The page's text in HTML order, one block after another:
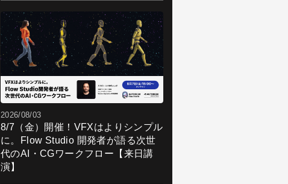
2026/08/03
8/7（金）開催！VFXはよりシンプル
に。Flow Studio 開発者が語る次世
代のAI・CGワークフロー【来日講
演】